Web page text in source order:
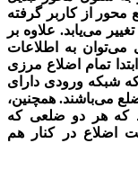
محور از کاربر گرفته
می‌یابد. علاوه بر
می‌توان به اطلاعات
تمام اضلاع مرزی
ورودی دارای
می‌باشند. همچنین،
که هر دو ضلعی که
اضلاع در کنار هم